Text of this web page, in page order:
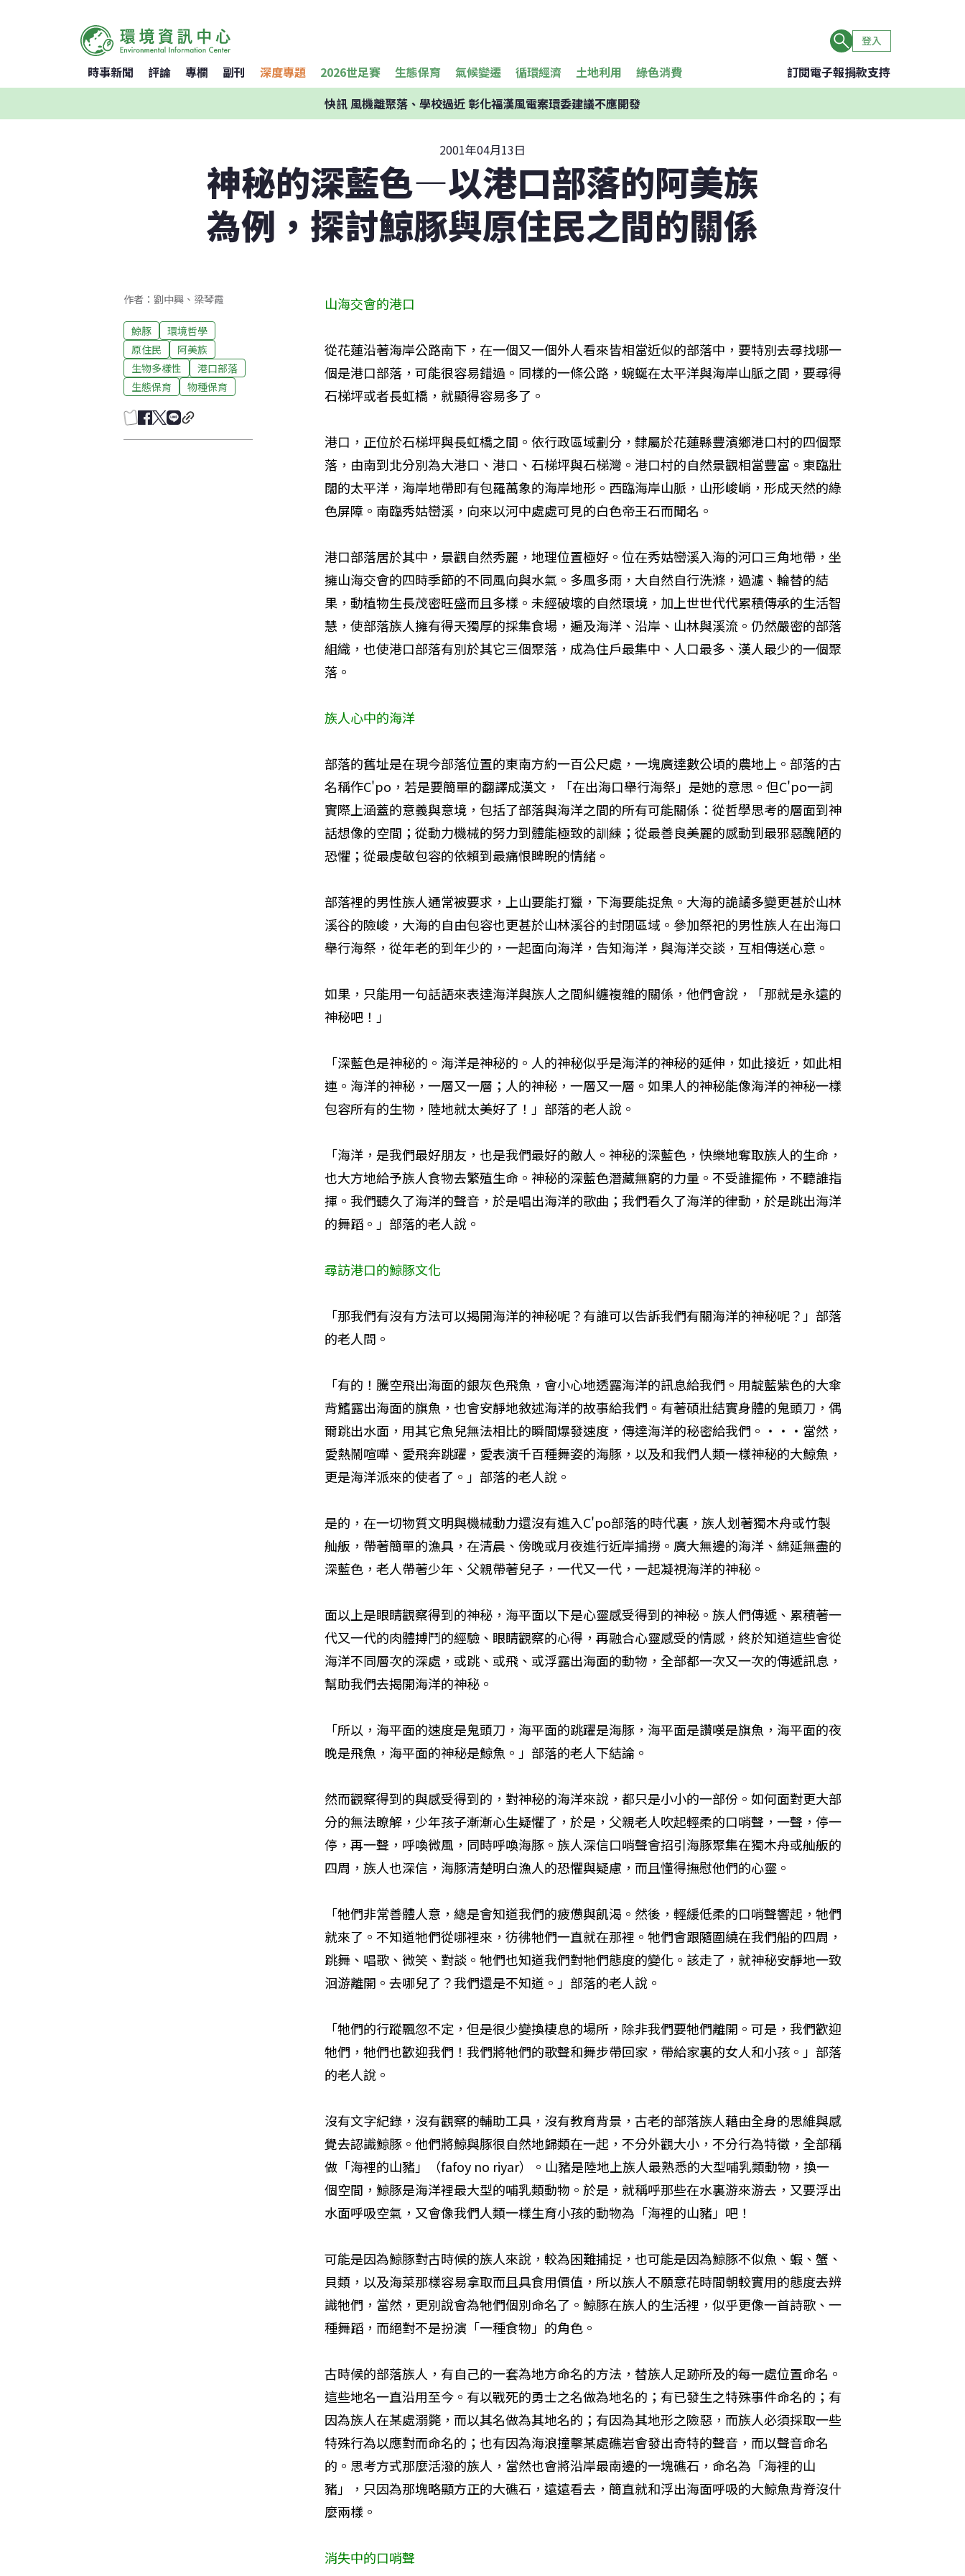
登入
時事新聞 評論 專欄 副刊 深度專題 2026世足賽 生態保育 氣候變遷 循環經濟 土地利用 綠色消費 訂閱電子報捐款支持
快訊風機離聚落、學校過近 彰化福漢風電案環委建議不應開發
2001年04月13日
神秘的深藍色—以港口部落的阿美族
為例，探討鯨豚與原住民之間的關係
作者：劉中興、梁琴霞
鯨豚
環境哲學
原住民
阿美族
生物多樣性
港口部落
生態保育
物種保育
山海交會的港口
從花蓮沿著海岸公路南下，在一個又一個外人看來皆相當近似的部落中，要特別去尋找哪一
個是港口部落，可能很容易錯過。同樣的一條公路，蜿蜒在太平洋與海岸山脈之間，要尋得
石梯坪或者長虹橋，就顯得容易多了。
港口，正位於石梯坪與長虹橋之間。依行政區域劃分，隸屬於花蓮縣豐濱鄉港口村的四個聚
落，由南到北分別為大港口、港口、石梯坪與石梯灣。港口村的自然景觀相當豐富。東臨壯
闊的太平洋，海岸地帶即有包羅萬象的海岸地形。西臨海岸山脈，山形峻峭，形成天然的綠
色屏障。南臨秀姑巒溪，向來以河中處處可見的白色帝王石而聞名。
港口部落居於其中，景觀自然秀麗，地理位置極好。位在秀姑巒溪入海的河口三角地帶，坐
擁山海交會的四時季節的不同風向與水氣。多風多雨，大自然自行洗滌，過濾、輪替的結
果，動植物生長茂密旺盛而且多樣。未經破壞的自然環境，加上世世代代累積傳承的生活智
慧，使部落族人擁有得天獨厚的採集食場，遍及海洋、沿岸、山林與溪流。仍然嚴密的部落
組織，也使港口部落有別於其它三個聚落，成為住戶最集中、人口最多、漢人最少的一個聚
落。
族人心中的海洋
部落的舊址是在現今部落位置的東南方約一百公尺處，一塊廣達數公頃的農地上。部落的古
名稱作C'po，若是要簡單的翻譯成漢文，「在出海口舉行海祭」是她的意思。但C'po一詞
實際上涵蓋的意義與意境，包括了部落與海洋之間的所有可能關係：從哲學思考的層面到神
話想像的空間；從動力機械的努力到體能極致的訓練；從最善良美麗的感動到最邪惡醜陋的
恐懼；從最虔敬包容的依賴到最痛恨睥睨的情緒。
部落裡的男性族人通常被要求，上山要能打獵，下海要能捉魚。大海的詭譎多變更甚於山林
溪谷的險峻，大海的自由包容也更甚於山林溪谷的封閉區域。參加祭祀的男性族人在出海口
舉行海祭，從年老的到年少的，一起面向海洋，告知海洋，與海洋交談，互相傳送心意。
如果，只能用一句話語來表達海洋與族人之間糾纏複雜的關係，他們會說，「那就是永遠的
神秘吧！」
「深藍色是神秘的。海洋是神秘的。人的神秘似乎是海洋的神秘的延伸，如此接近，如此相
連。海洋的神秘，一層又一層；人的神秘，一層又一層。如果人的神秘能像海洋的神秘一樣
包容所有的生物，陸地就太美好了！」部落的老人說。
「海洋，是我們最好朋友，也是我們最好的敵人。神秘的深藍色，快樂地奪取族人的生命，
也大方地給予族人食物去繁殖生命。神秘的深藍色潛藏無窮的力量。不受誰擺佈，不聽誰指
揮。我們聽久了海洋的聲音，於是唱出海洋的歌曲；我們看久了海洋的律動，於是跳出海洋
的舞蹈。」部落的老人說。
尋訪港口的鯨豚文化
「那我們有沒有方法可以揭開海洋的神秘呢？有誰可以告訴我們有關海洋的神秘呢？」部落
的老人問。
「有的！騰空飛出海面的銀灰色飛魚，會小心地透露海洋的訊息給我們。用靛藍紫色的大傘
背鰭露出海面的旗魚，也會安靜地敘述海洋的故事給我們。有著碩壯結實身體的鬼頭刀，偶
爾跳出水面，用其它魚兒無法相比的瞬間爆發速度，傳達海洋的秘密給我們。‧‧‧當然，
愛熱鬧喧嘩、愛飛奔跳躍，愛表演千百種舞姿的海豚，以及和我們人類一樣神秘的大鯨魚，
更是海洋派來的使者了。」部落的老人說。
是的，在一切物質文明與機械動力還沒有進入C'po部落的時代裏，族人划著獨木舟或竹製
舢舨，帶著簡單的漁具，在清晨、傍晚或月夜進行近岸捕撈。廣大無邊的海洋、綿延無盡的
深藍色，老人帶著少年、父親帶著兒子，一代又一代，一起凝視海洋的神秘。
面以上是眼睛觀察得到的神秘，海平面以下是心靈感受得到的神秘。族人們傳遞、累積著一
代又一代的肉體搏鬥的經驗、眼睛觀察的心得，再融合心靈感受的情感，終於知道這些會從
海洋不同層次的深處，或跳、或飛、或浮露出海面的動物，全部都一次又一次的傳遞訊息，
幫助我們去揭開海洋的神秘。
「所以，海平面的速度是鬼頭刀，海平面的跳躍是海豚，海平面是讚嘆是旗魚，海平面的夜
晚是飛魚，海平面的神秘是鯨魚。」部落的老人下結論。
然而觀察得到的與感受得到的，對神秘的海洋來說，都只是小小的一部份。如何面對更大部
分的無法瞭解，少年孩子漸漸心生疑懼了，於是，父親老人吹起輕柔的口哨聲，一聲，停一
停，再一聲，呼喚微風，同時呼喚海豚。族人深信口哨聲會招引海豚聚集在獨木舟或舢舨的
四周，族人也深信，海豚清楚明白漁人的恐懼與疑慮，而且懂得撫慰他們的心靈。
「牠們非常善體人意，總是會知道我們的疲憊與飢渴。然後，輕緩低柔的口哨聲響起，牠們
就來了。不知道牠們從哪裡來，彷彿牠們一直就在那裡。牠們會跟隨圍繞在我們船的四周，
跳舞、唱歌、微笑、對談。牠們也知道我們對牠們態度的變化。該走了，就神秘安靜地一致
洄游離開。去哪兒了？我們還是不知道。」部落的老人說。
「牠們的行蹤飄忽不定，但是很少變換棲息的場所，除非我們要牠們離開。可是，我們歡迎
牠們，牠們也歡迎我們！我們將牠們的歌聲和舞步帶回家，帶給家裏的女人和小孩。」部落
的老人說。
沒有文字紀錄，沒有觀察的輔助工具，沒有教育背景，古老的部落族人藉由全身的思維與感
覺去認識鯨豚。他們將鯨與豚很自然地歸類在一起，不分外觀大小，不分行為特徵，全部稱
做「海裡的山豬」（fafoy no riyar）。山豬是陸地上族人最熟悉的大型哺乳類動物，換一
個空間，鯨豚是海洋裡最大型的哺乳類動物。於是，就稱呼那些在水裏游來游去，又要浮出
水面呼吸空氣，又會像我們人類一樣生育小孩的動物為「海裡的山豬」吧！
可能是因為鯨豚對古時候的族人來說，較為困難捕捉，也可能是因為鯨豚不似魚、蝦、蟹、
貝類，以及海菜那樣容易拿取而且具食用價值，所以族人不願意花時間朝較實用的態度去辨
識牠們，當然，更別說會為牠們個別命名了。鯨豚在族人的生活裡，似乎更像一首詩歌、一
種舞蹈，而絕對不是扮演「一種食物」的角色。
古時候的部落族人，有自己的一套為地方命名的方法，替族人足跡所及的每一處位置命名。
這些地名一直沿用至今。有以戰死的勇士之名做為地名的；有已發生之特殊事件命名的；有
因為族人在某處溺斃，而以其名做為其地名的；有因為其地形之險惡，而族人必須採取一些
特殊行為以應對而命名的；也有因為海浪撞擊某處礁岩會發出奇特的聲音，而以聲音命名
的。思考方式那麼活潑的族人，當然也會將沿岸最南邊的一塊礁石，命名為「海裡的山
豬」，只因為那塊略顯方正的大礁石，遠遠看去，簡直就和浮出海面呼吸的大鯨魚背脊沒什
麼兩樣。
消失中的口哨聲